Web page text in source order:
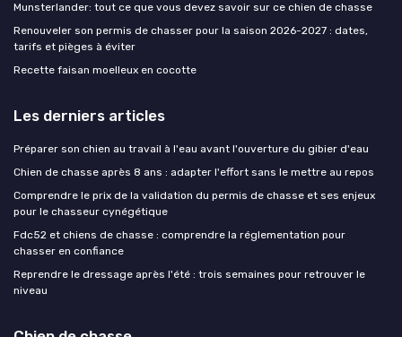
Munsterlander: tout ce que vous devez savoir sur ce chien de chasse
Renouveler son permis de chasser pour la saison 2026-2027 : dates,
tarifs et pièges à éviter
Recette faisan moelleux en cocotte
Les derniers articles
Préparer son chien au travail à l'eau avant l'ouverture du gibier d'eau
Chien de chasse après 8 ans : adapter l'effort sans le mettre au repos
Comprendre le prix de la validation du permis de chasse et ses enjeux
pour le chasseur cynégétique
Fdc52 et chiens de chasse : comprendre la réglementation pour
chasser en confiance
Reprendre le dressage après l'été : trois semaines pour retrouver le
niveau